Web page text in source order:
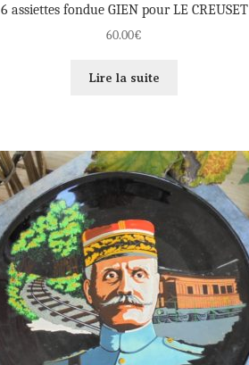
6 assiettes fondue GIEN pour LE CREUSET
60.00€
Lire la suite